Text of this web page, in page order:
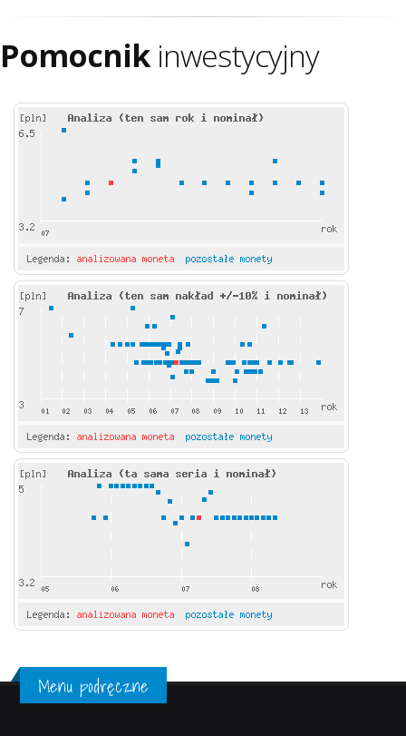
Pomocnikinwestycyjny
Menu podręczne